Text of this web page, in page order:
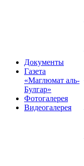
Документы
Газета
«Маглюмат аль-
Булгар»
Фотогалерея
Видеогалерея